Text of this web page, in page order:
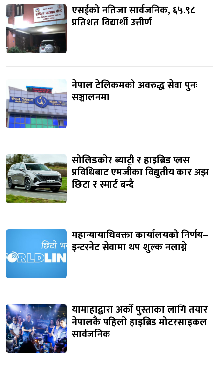
एसईको नतिजा सार्वजनिक, ६५.९८
प्रतिशत विद्यार्थी उत्तीर्ण
नेपाल टेलिकमको अवरुद्ध सेवा पुनः
सञ्चालनमा
सोलिडकोर ब्याट्री र हाइब्रिड प्लस
प्रविधिबाट एमजीका विद्युतीय कार अझ
छिटा र स्मार्ट बन्दै
महान्यायाधिवक्ता कार्यालयको निर्णय–
इन्टरनेट सेवामा थप शुल्क नलाग्ने
यामाहाद्वारा अर्को पुस्ताका लागि तयार
नेपालकै पहिलो हाइब्रिड मोटरसाइकल
सार्वजनिक